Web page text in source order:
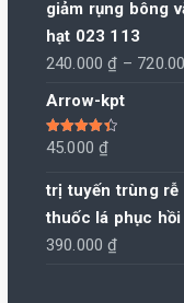
giảm rụng bông
hạt 023 113
240.000₫ –
Arrow-kpt
Được xếp
hạng 4.50
45.000₫
trị tuyến trùng rễ
thuốc lá phục
390.000₫